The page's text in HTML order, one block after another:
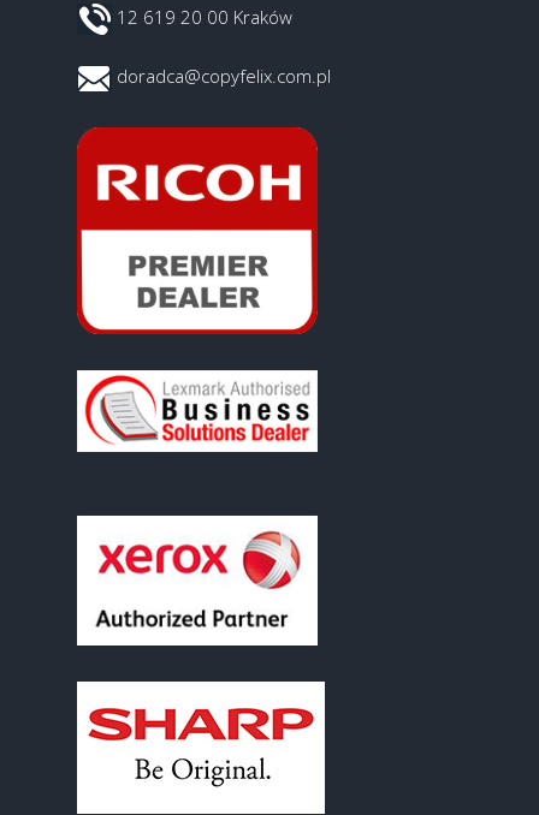
12 619 20 00 Kraków
doradca@copyfelix.com.pl